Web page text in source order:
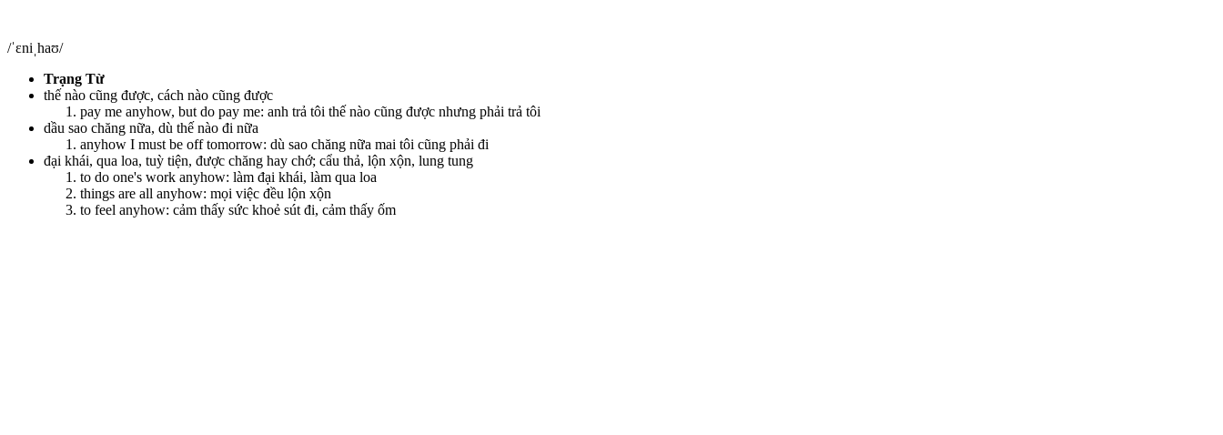
/ˈɛniˌhaʊ/
Trạng Từ
thế nào cũng được, cách nào cũng được
pay me anyhow, but do pay me: anh trả tôi thế nào cũng được nhưng phải trả tôi
dầu sao chăng nữa, dù thế nào đi nữa
anyhow I must be off tomorrow: dù sao chăng nữa mai tôi cũng phải đi
đại khái, qua loa, tuỳ tiện, được chăng hay chớ; cẩu thả, lộn xộn, lung tung
to do one's work anyhow: làm đại khái, làm qua loa
things are all anyhow: mọi việc đều lộn xộn
to feel anyhow: cảm thấy sức khoẻ sút đi, cảm thấy ốm